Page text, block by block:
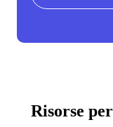
Risorse